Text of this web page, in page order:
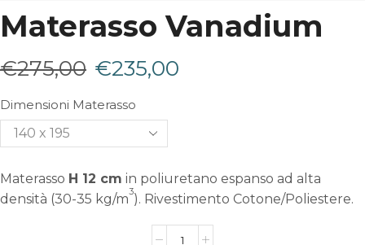
Materasso Vanadium
€275,00 Il
prezzo
originale
era:
€275,00.
€235,00
è:
€235,00.
Dimensioni Materasso
Materasso H 12 cm in poliuretano espanso ad alta
densità (30-35 kg/m
3
). Rivestimento Cotone/Poliestere.
Materasso